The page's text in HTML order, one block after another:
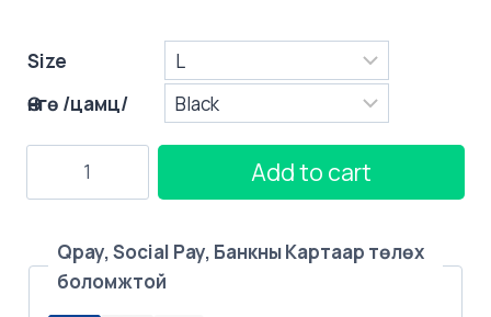
Size
Өнгө /цамц/
SHIRTS
Add to cart
Qpay, Social Pay, Банкны Картаар төлөх
боломжтой